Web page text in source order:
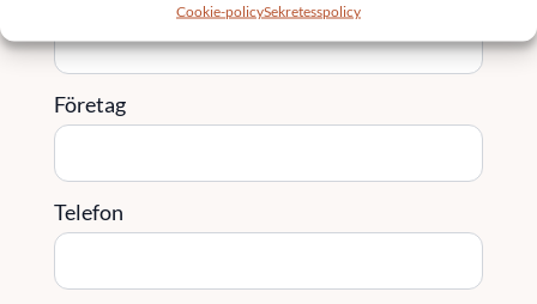
Cookie-policySekretesspolicy
Företag
Telefon